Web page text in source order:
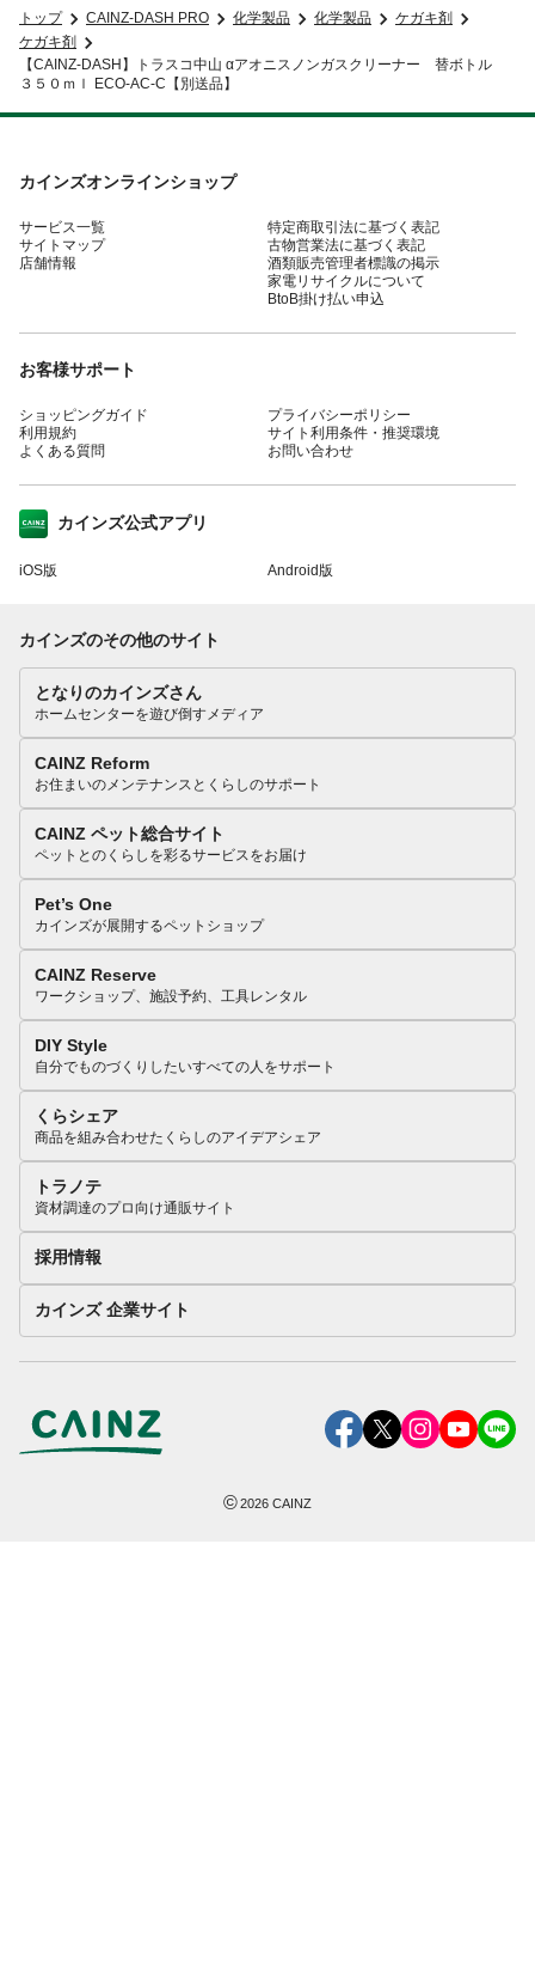
トップ CAINZ-DASH PRO 化学製品 化学製品
ケガキ剤
ケガキ剤
【CAINZ-DASH】トラスコ中山 αアオニスノンガスクリーナー 替ボトル
３５０ｍｌ ECO-AC-C【別送品】
カインズオンラインショップ
サービス一覧
サイトマップ
店舗情報
特定商取引法に基づく表記
古物営業法に基づく表記
酒類販売管理者標識の掲示
家電リサイクルについて
BtoB掛け払い申込
お客様サポート
ショッピングガイド
利用規約
よくある質問
プライバシーポリシー
サイト利用条件・推奨環境
お問い合わせ
カインズ公式アプリ
iOS版 Android版
カインズのその他のサイト
となりのカインズさん
ホームセンターを遊び倒すメディア
CAINZ Reform
お住まいのメンテナンスとくらしのサポート
CAINZ ペット総合サイト
ペットとのくらしを彩るサービスをお届け
Pet’s One
カインズが展開するペットショップ
CAINZ Reserve
ワークショップ、施設予約、工具レンタル
DIY Style
自分でものづくりしたいすべての人をサポート
くらシェア
商品を組み合わせたくらしのアイデアシェア
トラノテ
資材調達のプロ向け通販サイト
採用情報
カインズ 企業サイト
©2026 CAINZ